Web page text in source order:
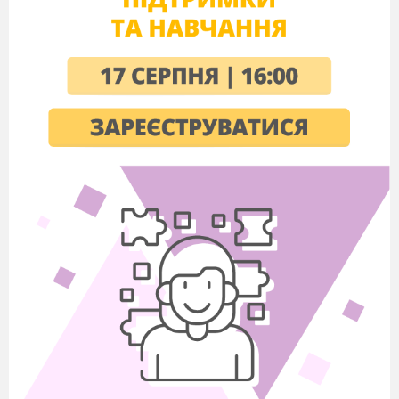
себе на місце журналіста: а раптом у вашій
особі живе «супержурналіст».
стане власний випуск номера математичної
газети. Кінце вий результат праці будь-якого
журналіста — цікавий матеріал (інформаційна
замітка, стаття, нарис у газету тощо). Цьому
передує клопітка робота. Насамперед потрібно
визначитися з темою журналістського пошуку.
Потім оперативно зібрати (по можли
вичерпну інформацію, сукупність фактів, що
стануть основою задуманого матеріалу.
вашого журналістського пошуку сьогодні
«Вирази зі степенями. Одночлени».
Отже, ваша
мета — зібрати якомога більше
мації, фактів з цієї теми.
Як ви гадаєте, чи важливо, якою буде назва
ти? Придумайте свою назву вашої газети.
Повторення теоретичного матеріалу.